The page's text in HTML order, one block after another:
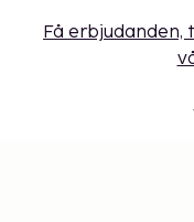
Få erbjudanden,